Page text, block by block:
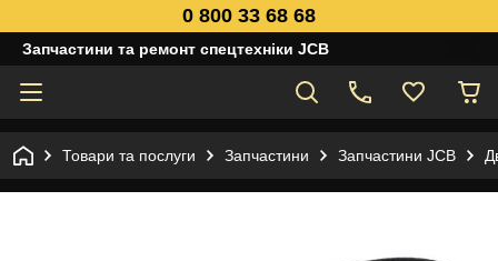
0 800 33 68 68
Запчастини та ремонт спецтехніки JCB
Товари та послуги Запчастини Запчастини JCB